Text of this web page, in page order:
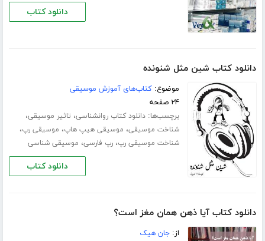
دانلود کتاب
دانلود کتاب شین مثل شنونده
موضوع:کتاب‌های آموزش موسیقی
۲۴ صفحه
برچسب‌ها:دانلود کتاب روانشناسی، تاثیر موسیقی،
شناخت موسیقی، موسیقی هیپ هاپ، موسیقی رپ،
شناخت موسیقی رپ،رپ فارسی، موسیقی شناسی
دانلود کتاب
دانلود کتاب آیا ذهن همان مغز است؟
از:جان هیک